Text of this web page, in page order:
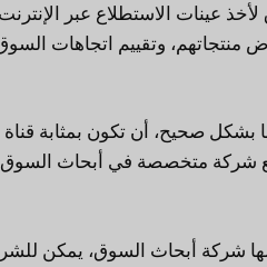
عينات الاستطلاع عبر
وتقييم اتجاهات
صحيح، أن تكون بمثابة قناة
شركة متخصصة في أبحاث
شركة أبحاث السوق، يمكن